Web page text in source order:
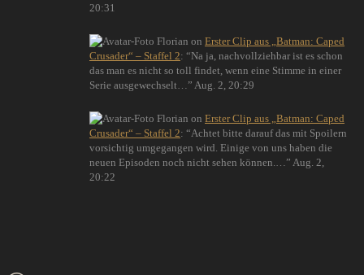
20:31
Florian on Erster Clip aus „Batman: Caped
Crusader“ – Staffel 2: “Na ja, nachvollziehbar ist es schon
das man es nicht so toll findet, wenn eine Stimme in einer
Serie ausgewechselt… ” Aug. 2, 20:29
Florian on Erster Clip aus „Batman: Caped
Crusader“ – Staffel 2: “Achtet bitte darauf das mit Spoilern
vorsichtig umgegangen wird. Einige von uns haben die
neuen Episoden noch nicht sehen können.… ” Aug. 2,
20:22